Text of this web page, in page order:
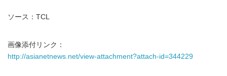
ソース：TCL
画像添付リンク：
http://asianetnews.net/view-attachment?attach-id=344229